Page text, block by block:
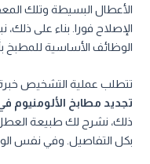
الأعطال البسيطة وتلك
الإصلاح فورا. بناء على ذلك،
الوظائف الأساسية للمطبخ
تتطلب عملية التشخيص خبرة
تجديد مطابخ الألومنيوم
ذلك، نشرح لك طبيعة العطل
بكل التفاصيل. وفي نفس